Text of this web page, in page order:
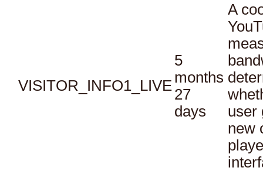
VISITOR_INFO1_LIVE
5
months
27
days
A
user
new